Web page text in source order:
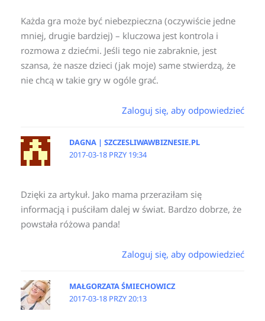
Każda gra może być niebezpieczna (oczywiście jedne
mniej, drugie bardziej) – kluczowa jest kontrola i
rozmowa z dziećmi. Jeśli tego nie zabraknie, jest
szansa, że nasze dzieci (jak moje) same stwierdzą, że
nie chcą w takie gry w ogóle grać.
Zaloguj się, aby odpowiedzieć
DAGNA | SZCZESLIWAWBIZNESIE.PL
2017-03-18 PRZY 19:34
Dzięki za artykuł. Jako mama przeraziłam się
informacją i puściłam dalej w świat. Bardzo dobrze, że
powstała różowa panda!
Zaloguj się, aby odpowiedzieć
MAŁGORZATA ŚMIECHOWICZ
2017-03-18 PRZY 20:13